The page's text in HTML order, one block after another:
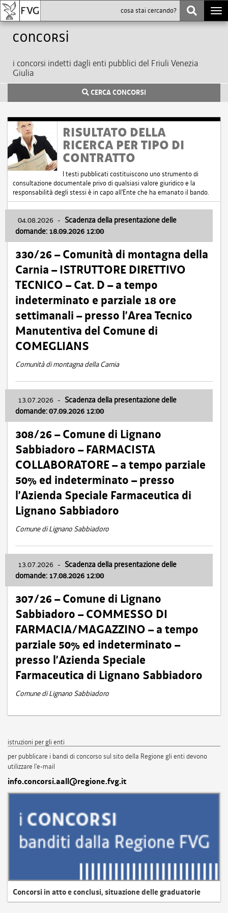
Concorsi
i concorsi indetti dagli enti pubblici del Friuli Venezia
Giulia
CERCA CONCORSI
RISULTATO DELLA
RICERCA PER TIPO DI
CONTRATTO
I testi pubblicati costituiscono uno strumento di
consultazione documentale privo di qualsiasi valore giuridico e la
responsabilità degli stessi è in capo all'Ente che ha emanato il bando.
04.08.2026 - Scadenza della presentazione delle
domande: 18.09.2026 12:00
330/26 – Comunità di montagna della
Carnia – ISTRUTTORE DIRETTIVO
TECNICO – Cat. D – a tempo
indeterminato e parziale 18 ore
settimanali – presso l’Area Tecnico
Manutentiva del Comune di
COMEGLIANS
Comunità di montagna della Carnia
13.07.2026 - Scadenza della presentazione delle
domande: 07.09.2026 12:00
308/26 – Comune di Lignano
Sabbiadoro – FARMACISTA
COLLABORATORE – a tempo parziale
50% ed indeterminato – presso
l’Azienda Speciale Farmaceutica di
Lignano Sabbiadoro
Comune di Lignano Sabbiadoro
13.07.2026 - Scadenza della presentazione delle
domande: 17.08.2026 12:00
307/26 – Comune di Lignano
Sabbiadoro – COMMESSO DI
FARMACIA/MAGAZZINO – a tempo
parziale 50% ed indeterminato –
presso l’Azienda Speciale
Farmaceutica di Lignano Sabbiadoro
Comune di Lignano Sabbiadoro
istruzioni per gli enti
per pubblicare i bandi di concorso sul sito della Regione gli enti devono
utilizzare l'e-mail
info.concorsi.aall@regione.fvg.it
Concorsi in atto e conclusi, situazione delle graduatorie